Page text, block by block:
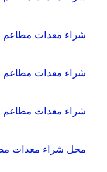
شراء معدات مطاعم
شراء معدات مطاعم
شراء معدات مطاعم
محل شراء معدات